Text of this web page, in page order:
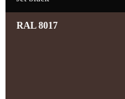
RAL 8017